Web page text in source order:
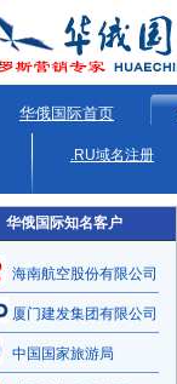
华俄国际首页
.RU域名注册
华俄国际知名客户
海南航空股份有限公司
厦门建发集团有限公司
中国国家旅游局